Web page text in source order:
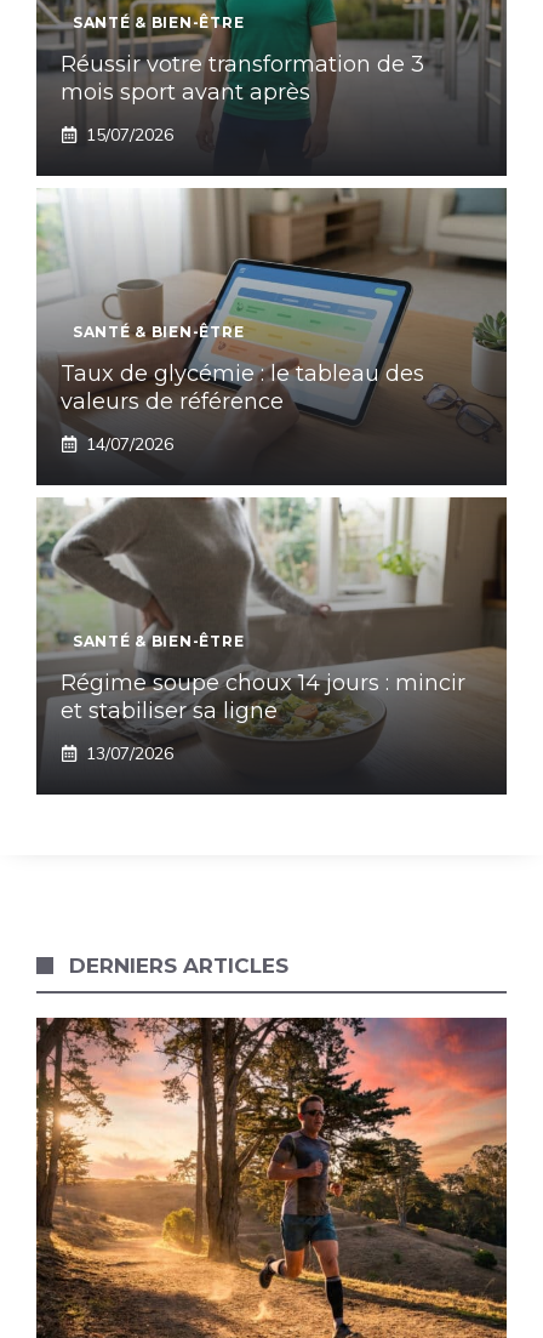
SANTÉ & BIEN-ÊTRE
Réussir votre transformation de 3
mois sport avant après
15/07/2026
SANTÉ & BIEN-ÊTRE
Taux de glycémie : le tableau des
valeurs de référence
14/07/2026
SANTÉ & BIEN-ÊTRE
Régime soupe choux 14 jours : mincir
et stabiliser sa ligne
13/07/2026
DERNIERS ARTICLES